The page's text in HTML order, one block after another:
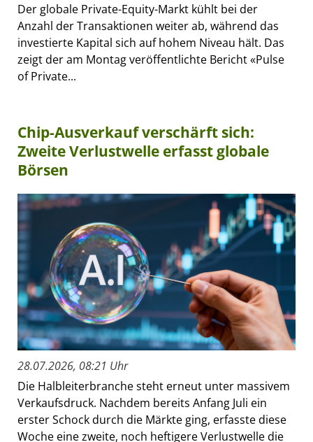
Der globale Private-Equity-Markt kühlt bei der
Anzahl der Transaktionen weiter ab, während das
investierte Kapital sich auf hohem Niveau hält. Das
zeigt der am Montag veröffentlichte Bericht «Pulse
of Private...
Chip-Ausverkauf verschärft sich:
Zweite Verlustwelle erfasst globale
Börsen
28.07.2026, 08:21 Uhr
Die Halbleiterbranche steht erneut unter massivem
Verkaufsdruck. Nachdem bereits Anfang Juli ein
erster Schock durch die Märkte ging, erfasste diese
Woche eine zweite, noch heftigere Verlustwelle die